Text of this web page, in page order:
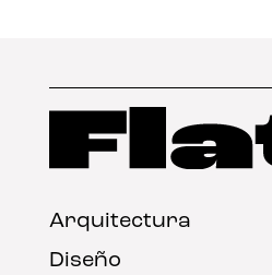
Arquitectura
Diseño